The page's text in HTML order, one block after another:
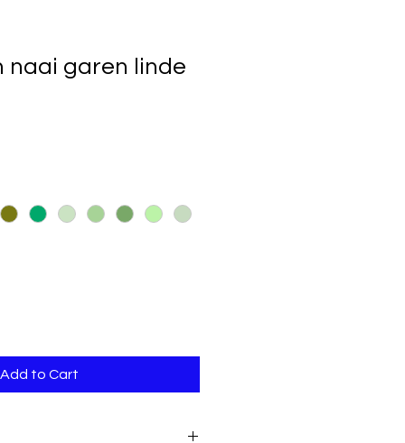
naai garen linde
Add to Cart